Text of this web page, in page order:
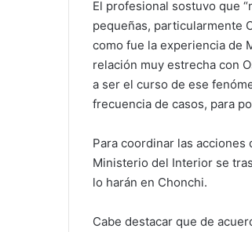
El profesional sostuvo que
pequeñas, particularmente
como fue la experiencia de
relación muy estrecha con
a ser el curso de ese
frecuencia de casos, para
Para coordinar las
Ministerio del Interior se
lo harán en Chonchi.
Cabe destacar que de